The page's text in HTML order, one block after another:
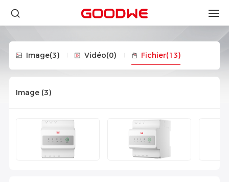
Image(3) Vidéo(0) Fichier(13)
Image (3)